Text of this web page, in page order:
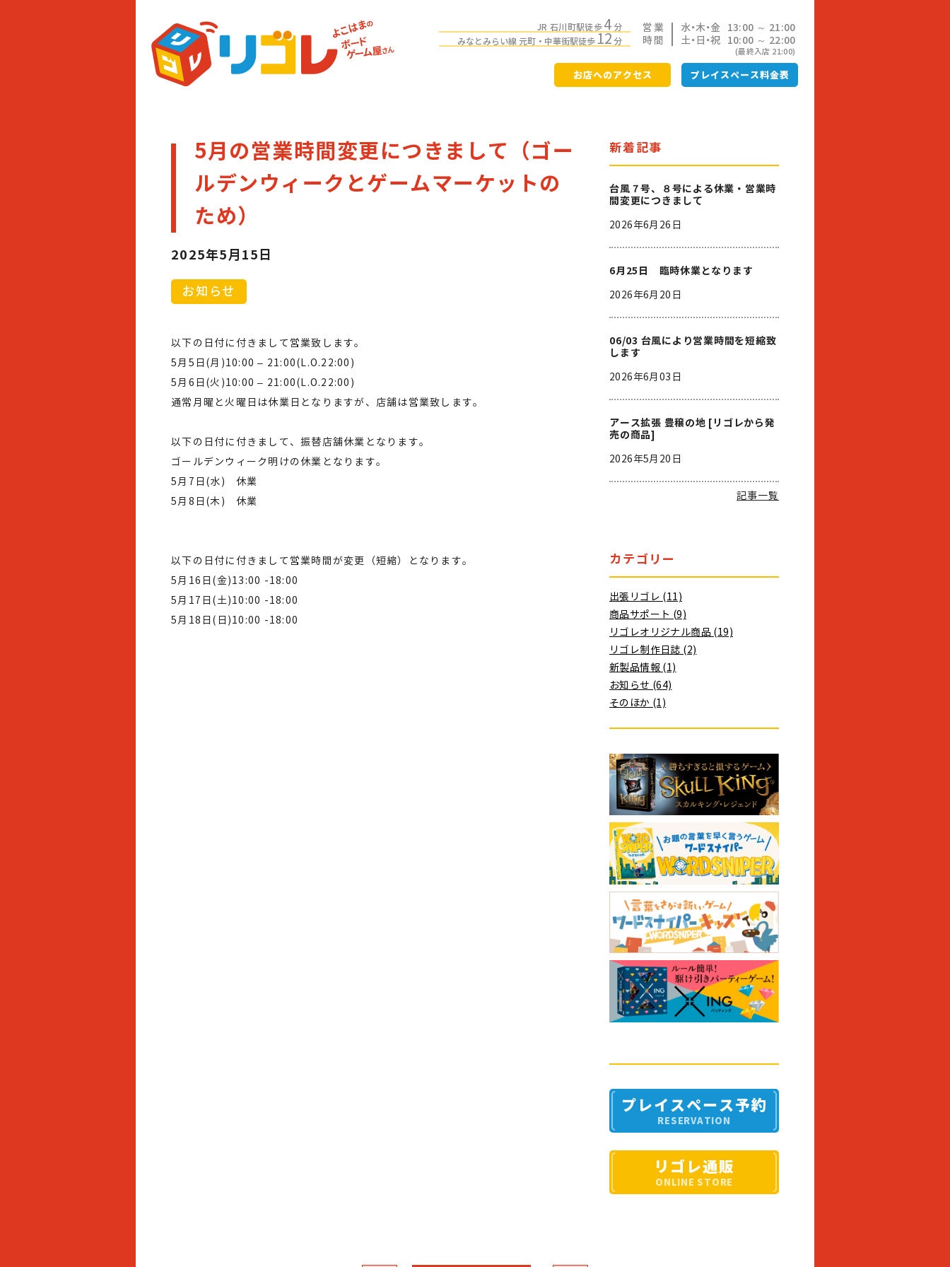
JR 石川町駅徒歩 4 分
みなとみらい線 元町・中華街駅徒歩12 分
営業
時間
水・木・金
13:00 ～ 21:00
土・日・祝
10:00 ～ 22:00
(最終入店 21:00)
お店へのアクセス プレイスペース料金表
新着記事
台風７号、８号による休業・営業時
間変更につきまして
2026年6月26日
6月25日 臨時休業となります
2026年6月20日
06/03 台風により営業時間を短縮致
します
2026年6月03日
アース拡張 豊穣の地 [リゴレから発
売の商品]
2026年5月20日
記事一覧
カテゴリー
出張リゴレ (11)
商品サポート (9)
リゴレオリジナル商品 (19)
リゴレ制作日誌 (2)
新製品情報 (1)
お知らせ (64)
そのほか (1)
プレイスペース予約
RESERVATION
リゴレ通販
ONLINE STORE
5月の営業時間変更につきまして（ゴー
ルデンウィークとゲームマーケットの
ため）
2025年5月15日
お知らせ
以下の日付に付きまして営業致します。
5月5日(月)10:00 – 21:00(L.O.22:00)
5月6日(火)10:00 – 21:00(L.O.22:00)
通常月曜と火曜日は休業日となりますが、店舗は営業致します。
以下の日付に付きまして、振替店舗休業となります。
ゴールデンウィーク明けの休業となります。
5月7日(水) 休業
5月8日(木) 休業
以下の日付に付きまして営業時間が変更（短縮）となります。
5月16日(金)13:00 -18:00
5月17日(土)10:00 -18:00
5月18日(日)10:00 -18:00